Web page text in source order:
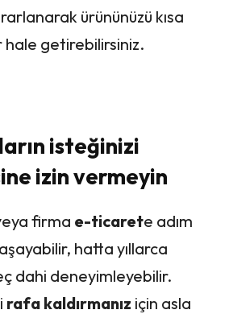
ürününüzü kısa
hale getirebilirsiniz.
isteğinizi
izin vermeyin
firma e-ticarete adım
hatta yıllarca
dahi deneyimleyebilir.
rafa kaldırmanız için asla